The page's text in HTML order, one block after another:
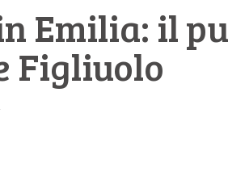
Emilia: il
Figliuolo